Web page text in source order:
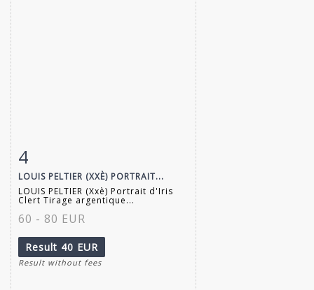
4
LOUIS PELTIER (XXÈ) PORTRAIT...
LOUIS PELTIER (Xxè) Portrait d'Iris
Clert Tirage argentique...
60 - 80 EUR
Result 40 EUR
Result without fees